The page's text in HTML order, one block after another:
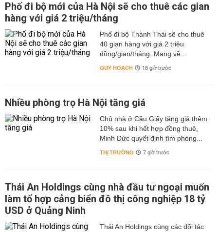
Phố đi bộ mới của Hà Nội sẽ cho thuê các gian
hàng với giá 2 triệu/tháng
Phố đi bộ Thành Thái sẽ cho thuê
40 gian hàng với giá 2 triệu
đồng/gian/tháng. Mang về...
QUY HOẠCH 18 giờ trước
Nhiều phòng trọ Hà Nội tăng giá
Chủ nhà ở Cầu Giấy tăng giá thêm
10% sau khi hết hợp đồng thuê,
Minh Đức quyết định tìm phòng...
THỊ TRƯỜNG 7 giờ trước
Thái An Holdings cùng nhà đầu tư ngoại muốn
làm tổ hợp cảng biển đô thị công nghiệp 18 tỷ
USD ở Quảng Ninh
Thái An Holdings cùng các đối tác